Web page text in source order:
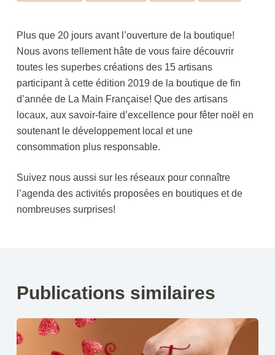
Plus que 20 jours avant l’ouverture de la boutique!
Nous avons tellement hâte de vous faire découvrir
toutes les superbes créations des 15 artisans
participant à cette édition 2019 de la boutique de fin
d’année de La Main Française! Que des artisans
locaux, aux savoir-faire d’excellence pour fêter noël en
soutenant le développement local et une
consommation plus responsable.
Suivez nous aussi sur les réseaux pour connaître
l’agenda des activités proposées en boutiques et de
nombreuses surprises!
Publications similaires